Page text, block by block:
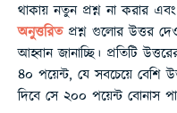
থাকায় নতুন প্রশ্ন না করার এবং
অনুত্তরিত প্রশ্ন গুলোর উত্তর
আহ্বান জানাচ্ছি। প্রতিটি
৪০ পয়েন্ট, যে সবচেয়ে বেশি
দিবে সে ২০০ পয়েন্ট বোনাস